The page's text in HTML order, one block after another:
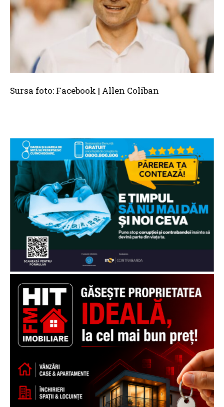
Sursa foto: Facebook | Allen Coliban